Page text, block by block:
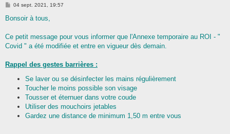
M
s
g
04 sept. 2021, 19:57
Bonsoir à tous,
Ce petit message pour vous informer que l'Annexe temporaire au ROI - "
Covid " a été modifiée et entre en vigueur dès demain.
Rappel des gestes barrières :
Se laver ou se désinfecter les mains régulièrement
Toucher le moins possible son visage
Tousser et éternuer dans votre coude
Utiliser des mouchoirs jetables
Gardez une distance de minimum 1,50 m entre vous